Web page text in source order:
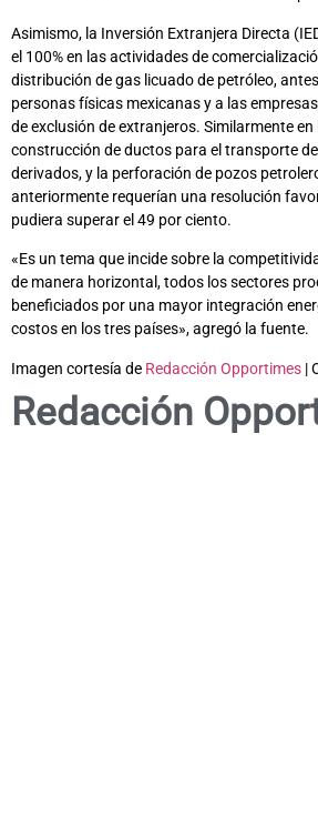
Asimismo, la Inversión Extranjera Directa
el 100% en las actividades de
distribución de gas licuado de petróleo,
personas físicas mexicanas y a las
de exclusión de extranjeros. Similarmente en
construcción de ductos para el transporte
derivados, y la perforación de pozos
anteriormente requerían una resolución
pudiera superar el 49 por ciento.
«Es un tema que incide sobre la
de manera horizontal, todos los sectores
beneficiados por una mayor integración
costos en los tres países», agregó la fuente.
Imagen cortesía de Redacción Opportimes |
Redacción